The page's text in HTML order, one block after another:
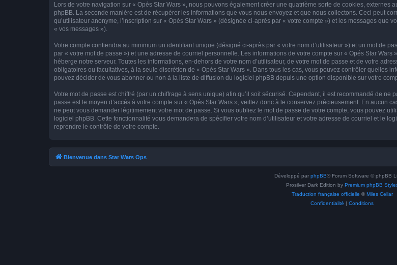
Lors de votre navigation sur « Opés Star Wars », nous pouvons également créer une quatrième sorte de cookies,
phpBB. La seconde manière est de récupérer les informations que vous nous envoyez et que nous collectons. Ceci peut
qu’utilisateur anonyme, l’inscription sur « Opés Star Wars » (désignée ci-après par « votre compte ») et les messages
« vos messages »).
Votre compte contiendra au minimum un identifiant unique (désigné ci-après par « votre nom d’utilisateur ») et un mot de
par « votre mot de passe ») et une adresse de courriel personnelle. Les informations de votre compte sur « Opés Star
héberge notre serveur. Toutes les informations, en-dehors de votre nom d’utilisateur, de votre mot de passe et de votre
obligatoires ou facultatives, à la seule discrétion de « Opés Star Wars ». Dans tous les cas, vous pouvez contrôler quelles
pouvez décider de vous abonner ou non à la liste de diffusion du logiciel phpBB depuis une option disponible sur votre
Votre mot de passe est chiffré (par un chiffrage à sens unique) afin qu’il soit sécurisé. Cependant, il est recommandé de
passe est le moyen d’accès à votre compte sur « Opés Star Wars », veillez donc à le conservez précieusement. En aucun
ne peut vous demander légitimement votre mot de passe. Si vous oubliez le mot de passe de votre compte, vous pouvez
logiciel phpBB. Cette fonctionnalité vous demandera de spécifier votre nom d’utilisateur et votre adresse de courriel et le
reprendre le contrôle de votre compte.
Bienvenue dans Star Wars Ops
Développé par phpBB® Forum Software © phpBB
Prosilver Dark Edition by Premium phpBB
Traduction française officielle © Miles Cellar
Confidentialité | Conditions